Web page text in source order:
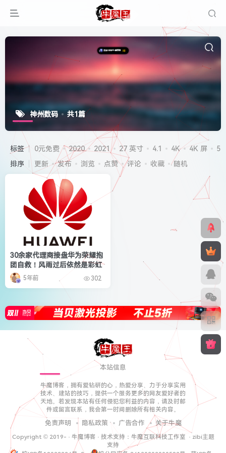
神州数码 共1篇
标签 0元免费 2020 2021 27 英寸 4.1 4K 4K 屏
5G
排序
更新 发布 浏览 点赞 评论 收藏 随机
30余家代理商接盘华为荣耀抱
团自救！风雨过后依然是彩虹
5年前 302
本站信息
牛魔博客，拥有爱钻研的心，热爱分享、力于分享实用
技术、建站的技巧，提供一个服务更多的网友爱好者的
天地。若发现本站有任何侵犯您利益的内容，请及时邮
件或留言联系，我会第一时间删除所有相关内容。
免责声明 隐私政策 广告合作 关于牛魔
Copyright © 2019- · 牛魔博客 · 技术支持： 牛魔互联科技工作室 · zibi主题
支持